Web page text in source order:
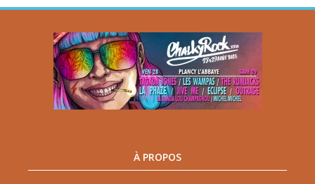
À PROPOS